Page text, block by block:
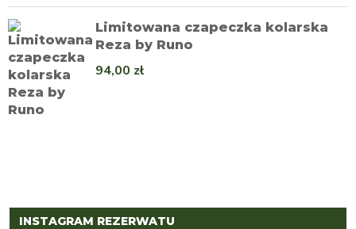
Limitowana czapeczka kolarska
Reza by Runo
94,00 zł
INSTAGRAM REZERWATU